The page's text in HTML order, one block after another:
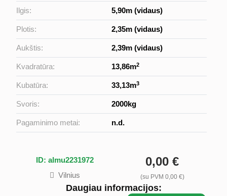
Ilgis: 5,90m (vidaus)
Plotis: 2,35m (vidaus)
Aukštis: 2,39m (vidaus)
Kvadratūra: 13,86m2
Kubatūra: 33,13m3
Svoris: 2000kg
Pagaminimo metai: n.d.
ID: almu2231972
Vilnius
0,00 €
(su PVM 0,00 €)
Daugiau informacijos: